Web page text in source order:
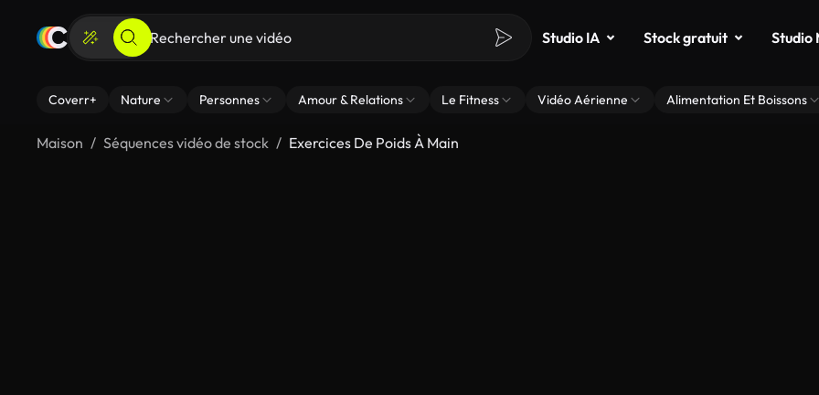
Studio IA Stock gratuit Studio
Coverr+ Nature Personnes Amour & Relations Le Fitness Vidéo Aérienne Alimentation Et Boissons
Maison Séquences vidéo de stock Exercices De Poids À Main